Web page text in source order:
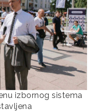
izbornog sistema